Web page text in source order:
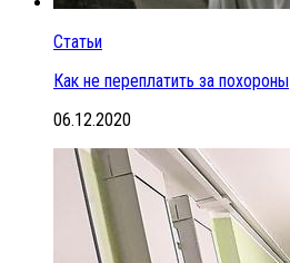
Статьи
Как не переплатить за похороны
06.12.2020